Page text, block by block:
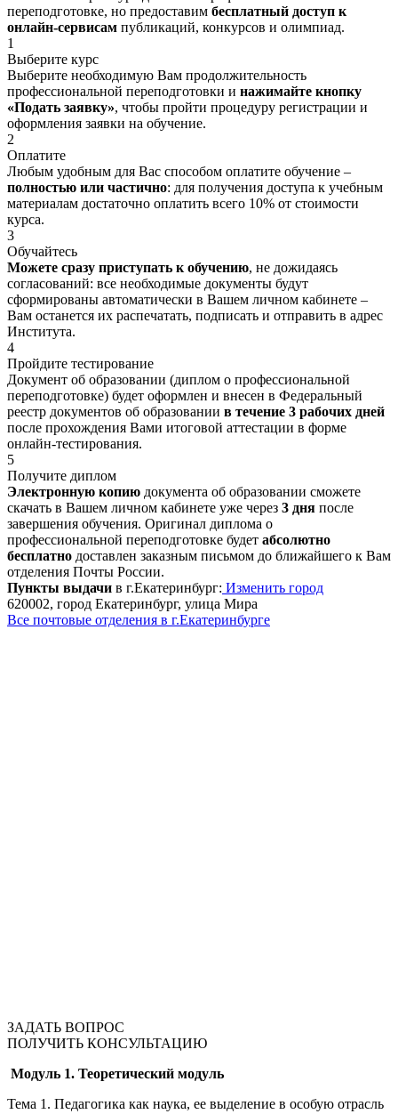
переподготовке, но предоставим бесплатный доступ к
онлайн-сервисам публикаций, конкурсов и олимпиад.
1
Выберите курс
Выберите необходимую Вам продолжительность
профессиональной переподготовки и нажимайте кнопку
«Подать заявку», чтобы пройти процедуру регистрации и
оформления заявки на обучение.
2
Оплатите
Любым удобным для Вас способом оплатите обучение –
полностью или частично: для получения доступа к учебным
материалам достаточно оплатить всего 10% от стоимости
курса.
3
Обучайтесь
Можете сразу приступать к обучению, не дожидаясь
согласований: все необходимые документы будут
сформированы автоматически в Вашем личном кабинете –
Вам останется их распечатать, подписать и отправить в адрес
Института.
4
Пройдите тестирование
Документ об образовании (диплом о профессиональной
переподготовке) будет оформлен и внесен в Федеральный
реестр документов об образовании в течение 3 рабочих дней
после прохождения Вами итоговой аттестации в форме
онлайн-тестирования.
5
Получите диплом
Электронную копию документа об образовании сможете
скачать в Вашем личном кабинете уже через 3 дня после
завершения обучения. Оригинал диплома о
профессиональной переподготовке будет абсолютно
бесплатно доставлен заказным письмом до ближайшего к Вам
отделения Почты России.
Пункты выдачи в г.Екатеринбург: Изменить город
620002, город Екатеринбург, улица Мира
Все почтовые отделения в г.Екатеринбурге
ЗАДАТЬ ВОПРОС
ПОЛУЧИТЬ КОНСУЛЬТАЦИЮ
Модуль 1. Теоретический модуль
Тема 1. Педагогика как наука, ее выделение в особую отрасль